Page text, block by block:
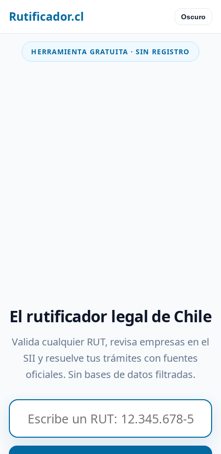
Rutificador.cl Oscuro
HERRAMIENTA GRATUITA · SIN REGISTRO
El rutificador legal de Chile
Valida cualquier RUT, revisa empresas en el
SII y resuelve tus trámites con fuentes
oficiales. Sin bases de datos filtradas.